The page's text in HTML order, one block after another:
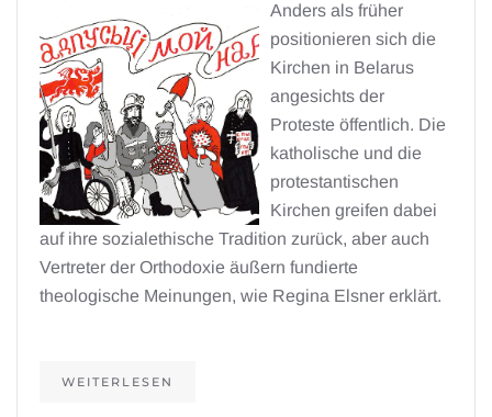
Anders als früher
positionieren sich die
Kirchen in Belarus
angesichts der
Proteste öffentlich. Die
katholische und die
protestantischen
Kirchen greifen dabei
auf ihre sozialethische Tradition zurück, aber auch
Vertreter der Orthodoxie äußern fundierte
theologische Meinungen, wie Regina Elsner erklärt.
WEITERLESEN